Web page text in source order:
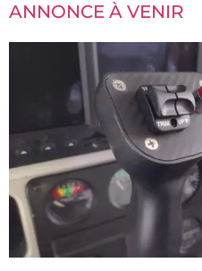
ANNONCE À VENIR